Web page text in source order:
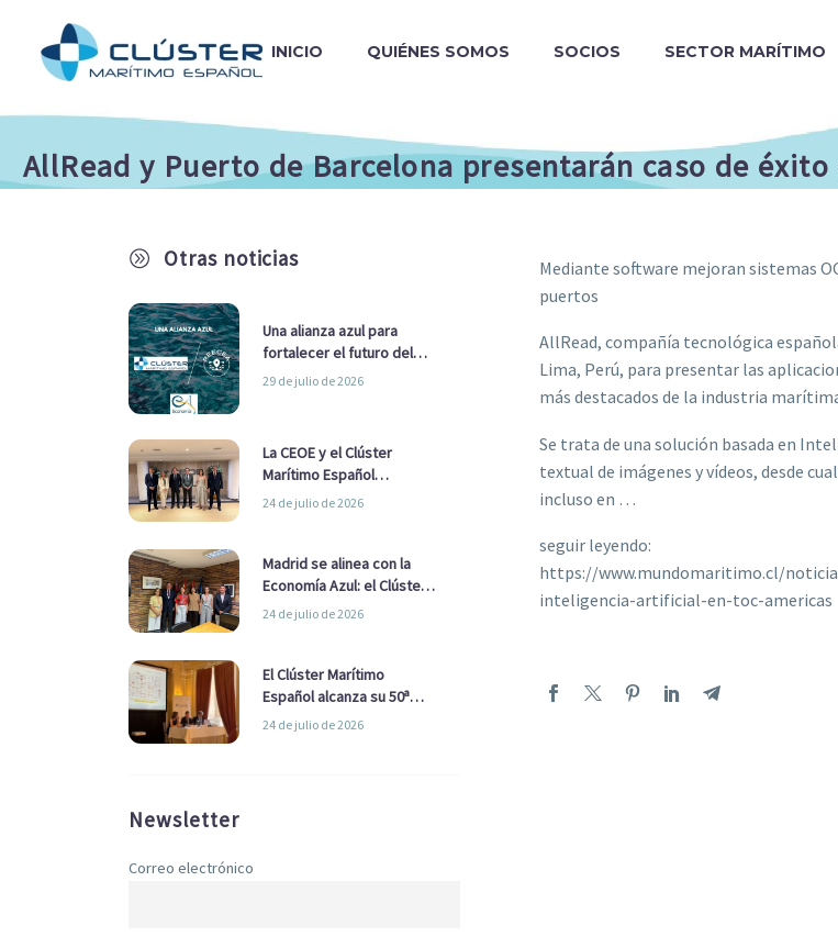
INICIO QUIÉNES SOMOS SOCIOS SECTOR MARÍTIMO
AllRead y Puerto de Barcelona presentarán caso de
A Otras noticias
Una alianza azul para
fortalecer el futuro del
sector marítimo
29 de julio de 2026
La CEOE y el Clúster
Marítimo Español
refuerzan su alianza para
24 de julio de 2026
Madrid se alinea con la
Economía Azul: el Clúster
Marítimo Español y la Real
Ayuntamiento
24 de julio de 2026
El Clúster Marítimo
Español alcanza su 50ª
Asamblea reafirmando su
24 de julio de 2026
Newsletter
Correo electrónico
Mediante software mejoran sistemas
puertos
AllRead, compañía tecnológica
Lima, Perú, para presentar las
más destacados de la industria
Se trata de una solución basada en
textual de imágenes y vídeos, desde
incluso en …
seguir leyendo:
https://www.mundomaritimo.cl/
inteligencia-artificial-en-toc-americas